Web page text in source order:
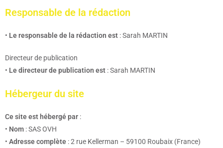
Responsable de la rédaction
• Le responsable de la rédaction est : Sarah MARTIN
Directeur de publication
• Le directeur de publication est : Sarah MARTIN
Hébergeur du site
Ce site est hébergé par :
• Nom : SAS OVH
• Adresse complète : 2 rue Kellerman – 59100 Roubaix (France)